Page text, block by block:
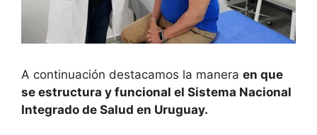
A continuación destacamos la manera en que
se estructura y funcional el Sistema Nacional
Integrado de Salud en Uruguay.